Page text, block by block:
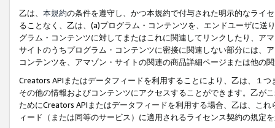
乙は、 本規約の条件を遵守し、かつ本規約で付与された明示的なライ
ることなく、乙は、(a)プログラム・コンテンツを、エンドユーザに
グラム・コンテンツに対してまたはこれに関連してリンクしたり、ア
サイトのうちプログラム・コンテンツに密接に関連しない部分には、
コンテンツを、アマゾン・サイトの関連の商品詳細ページまたは他の
Creators APIまたはデータフィードを利用することにより、乙は、１
その他の情報およびコンテンツにアクセスすることができます。乙が
ためにCreators APIまたはデータフィードを利用する場合、乙は、こ
ィード（または同等のサービス）に適用されるライセンス契約の規定